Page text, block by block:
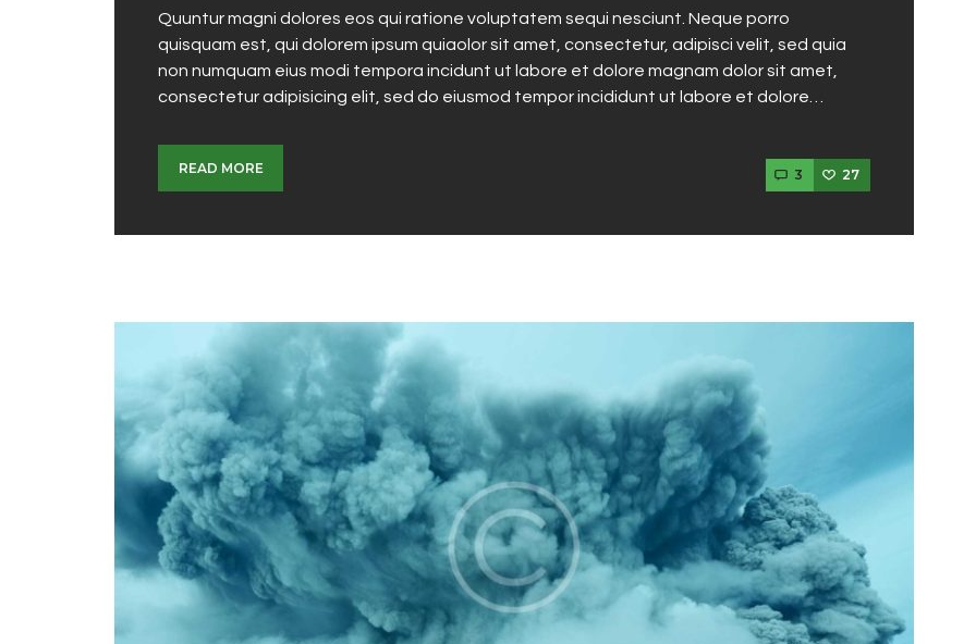
Quuntur magni dolores eos qui ratione voluptatem sequi nesciunt. Neque porro
quisquam est, qui dolorem ipsum quiaolor sit amet, consectetur, adipisci velit, sed quia
non numquam eius modi tempora incidunt ut labore et dolore magnam dolor sit amet,
consectetur adipisicing elit, sed do eiusmod tempor incididunt ut labore et dolore…
READ MORE 3 27